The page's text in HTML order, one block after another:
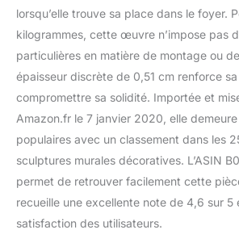
lorsqu’elle trouve sa place dans le foyer.
kilogrammes, cette œuvre n’impose pas
particulières en matière de montage ou
épaisseur discrète de 0,51 cm renforce
compromettre sa solidité. Importée et
Amazon.fr le 7 janvier 2020, elle
populaires avec un classement dans les
sculptures murales décoratives. L’ASIN
permet de retrouver facilement cette
recueille une excellente note de 4,6 sur 5
satisfaction des utilisateurs.